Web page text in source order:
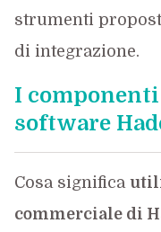
strumenti
di integrazione.
I
software
Cosa significa
commerciale di